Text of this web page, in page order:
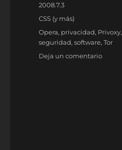
Publicado
el
2008.7.3
Categorías
CSS (y más)
Etiquetas
Opera, privacidad, Privoxy,
seguridad,software,Tor
Deja un comentarioen